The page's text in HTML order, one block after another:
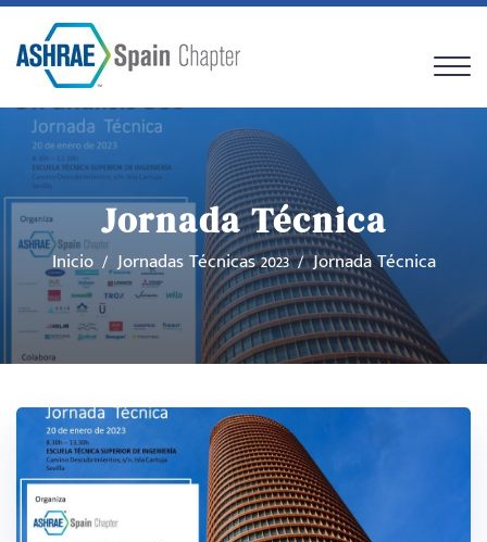
Jornada Técnica
Inicio Jornadas Técnicas 2023 Jornada Técnica